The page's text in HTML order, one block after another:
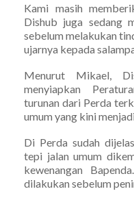
Kami masih
Dishub juga sedang
sebelum melakukan
ujarnya kepada
Menurut Mikael,
menyiapkan
turunan dari Perda
umum yang kini
Di Perda sudah
tepi jalan umum
kewenangan
dilakukan sebelum